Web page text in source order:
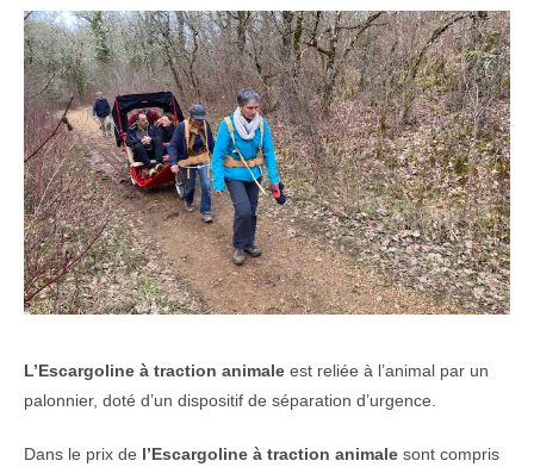
L’Escargoline à traction animale est reliée à l’animal par un
palonnier, doté d’un dispositif de séparation d’urgence.
Dans le prix de l’Escargoline à traction animale sont compris